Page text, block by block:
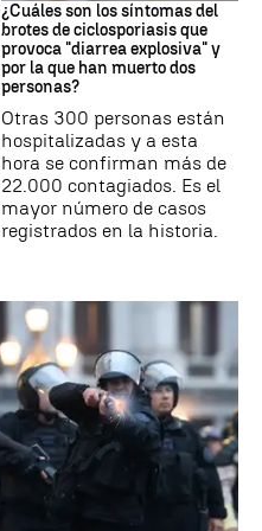
¿Cuáles son los síntomas del
brotes de ciclosporiasis que
provoca "diarrea explosiva" y
por la que han muerto dos
personas?
Otras 300 personas están
hospitalizadas y a esta
hora se confirman más de
22.000 contagiados. Es el
mayor número de casos
registrados en la historia.